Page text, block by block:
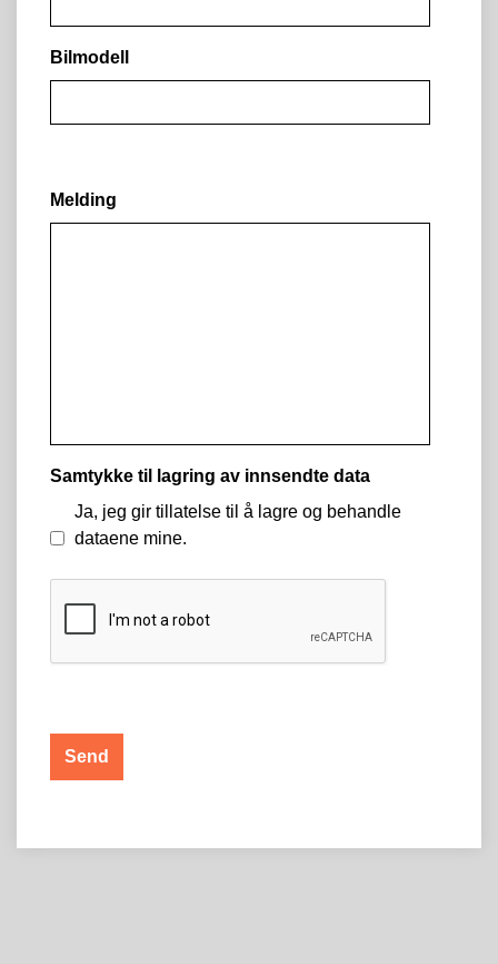
Bilmodell
Melding
Samtykke til lagring av innsendte data
Ja, jeg gir tillatelse til å lagre og behandle
dataene mine.